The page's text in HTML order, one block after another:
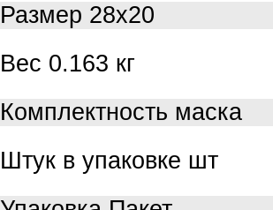
Размер 28х20
Вес 0.163 кг
Комплектность маска
Штук в упаковке шт